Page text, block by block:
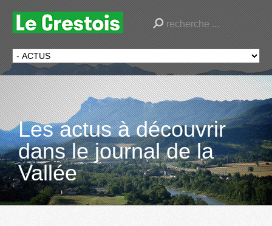
Les actus à découvrir
dans le journal de la
Vallée